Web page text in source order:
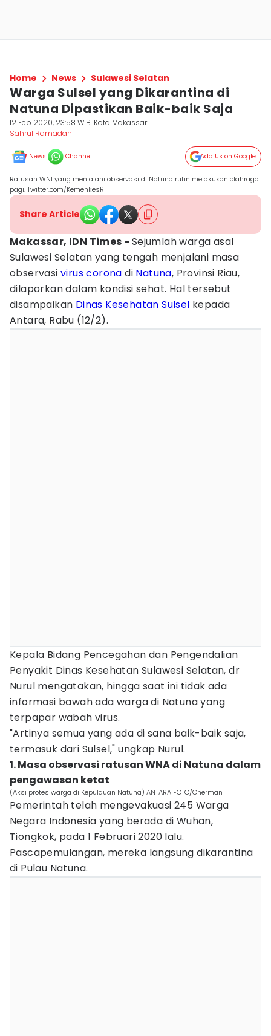
Home News Sulawesi Selatan
Warga Sulsel yang Dikarantina di
Natuna Dipastikan Baik-baik Saja
12 Feb 2020, 23:58 WIB Kota Makassar
Sahrul Ramadan
News Channel Add Us on Google
Ratusan WNI yang menjalani observasi di Natuna rutin melakukan olahraga
pagi. Twitter.com/KemenkesRI
Share Article
Makassar, IDN Times - Sejumlah warga asal
Sulawesi Selatan yang tengah menjalani masa
observasivirus corona di Natuna, Provinsi Riau,
dilaporkan dalam kondisi sehat. Hal tersebut
disampaikan Dinas Kesehatan Sulsel kepada
Antara, Rabu (12/2).
Kepala Bidang Pencegahan dan Pengendalian
Penyakit Dinas Kesehatan Sulawesi Selatan, dr
Nurul mengatakan, hingga saat ini tidak ada
informasi bawah ada warga di Natuna yang
terpapar wabah virus.
"Artinya semua yang ada di sana baik-baik saja,
termasuk dari Sulsel," ungkap Nurul.
1. Masa observasi ratusan WNA di Natuna dalam
pengawasan ketat
(Aksi protes warga di Kepulauan Natuna) ANTARA FOTO/Cherman
Pemerintah telah mengevakuasi 245 Warga
Negara Indonesia yang berada di Wuhan,
Tiongkok, pada 1 Februari 2020 lalu.
Pascapemulangan, mereka langsung dikarantina
di Pulau Natuna.